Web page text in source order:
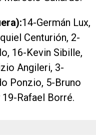
14-Germán Lux,
Centurión, 2-
16-Kevin Sibille,
Angileri, 3-
Ponzio, 5-Bruno
Rafael Borré.